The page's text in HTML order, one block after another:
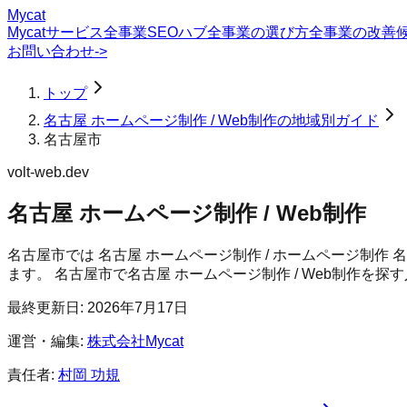
Mycat
Mycatサービス全事業SEOハブ全事業の選び方全事業の改善
お問い合わせ->
トップ
名古屋 ホームページ制作 / Web制作の地域別ガイド
名古屋市
volt-web.dev
名古屋 ホームページ制作 / Web制作
名古屋市では 名古屋 ホームページ制作 / ホームページ制作
ます。 名古屋市で名古屋 ホームページ制作 / Web制作を探
最終更新日: 2026年7月17日
運営・編集: 株式会社Mycat
責任者: 村岡 功規